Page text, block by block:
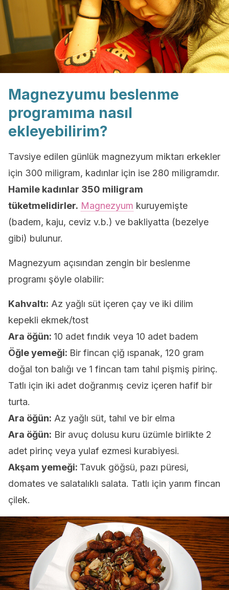
Magnezyumu beslenme
programıma nasıl
ekleyebilirim?
Tavsiye edilen günlük magnezyum miktarı erkekler
için 300 miligram, kadınlar için ise 280 miligramdır.
Hamile kadınlar 350 miligram
tüketmelidirler. Magnezyum kuruyemişte
(badem, kaju, ceviz v.b.) ve bakliyatta (bezelye
gibi) bulunur.
Magnezyum açısından zengin bir beslenme
programı şöyle olabilir:
Kahvaltı: Az yağlı süt içeren çay ve iki dilim
kepekli ekmek/tost
Ara öğün: 10 adet fındık veya 10 adet badem
Öğle yemeği: Bir fincan çiğ ıspanak, 120 gram
doğal ton balığı ve 1 fincan tam tahıl pişmiş pirinç.
Tatlı için iki adet doğranmış ceviz içeren hafif bir
turta.
Ara öğün: Az yağlı süt, tahıl ve bir elma
Ara öğün: Bir avuç dolusu kuru üzümle birlikte 2
adet pirinç veya yulaf ezmesi kurabiyesi.
Akşam yemeği: Tavuk göğsü, pazı püresi,
domates ve salatalıklı salata. Tatlı için yarım fincan
çilek.